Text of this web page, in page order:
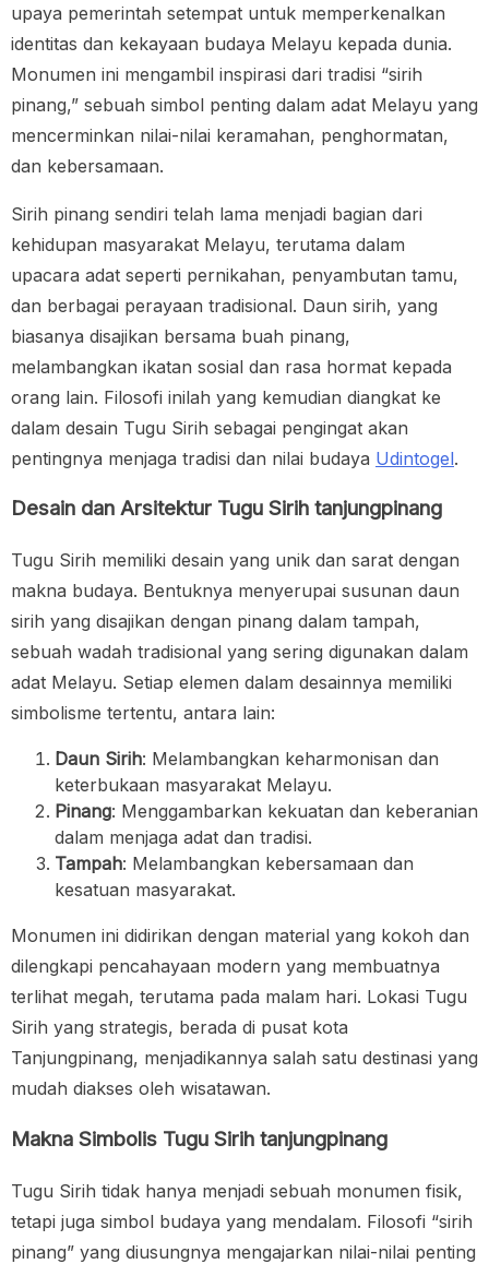
upaya pemerintah setempat untuk memperkenalkan
identitas dan kekayaan budaya Melayu kepada dunia.
Monumen ini mengambil inspirasi dari tradisi “sirih
pinang,” sebuah simbol penting dalam adat Melayu yang
mencerminkan nilai-nilai keramahan, penghormatan,
dan kebersamaan.
Sirih pinang sendiri telah lama menjadi bagian dari
kehidupan masyarakat Melayu, terutama dalam
upacara adat seperti pernikahan, penyambutan tamu,
dan berbagai perayaan tradisional. Daun sirih, yang
biasanya disajikan bersama buah pinang,
melambangkan ikatan sosial dan rasa hormat kepada
orang lain. Filosofi inilah yang kemudian diangkat ke
dalam desain Tugu Sirih sebagai pengingat akan
pentingnya menjaga tradisi dan nilai budaya Udintogel.
Desain dan Arsitektur Tugu Sirih tanjungpinang
Tugu Sirih memiliki desain yang unik dan sarat dengan
makna budaya. Bentuknya menyerupai susunan daun
sirih yang disajikan dengan pinang dalam tampah,
sebuah wadah tradisional yang sering digunakan dalam
adat Melayu. Setiap elemen dalam desainnya memiliki
simbolisme tertentu, antara lain:
Daun Sirih: Melambangkan keharmonisan dan
keterbukaan masyarakat Melayu.
Pinang: Menggambarkan kekuatan dan keberanian
dalam menjaga adat dan tradisi.
Tampah: Melambangkan kebersamaan dan
kesatuan masyarakat.
Monumen ini didirikan dengan material yang kokoh dan
dilengkapi pencahayaan modern yang membuatnya
terlihat megah, terutama pada malam hari. Lokasi Tugu
Sirih yang strategis, berada di pusat kota
Tanjungpinang, menjadikannya salah satu destinasi yang
mudah diakses oleh wisatawan.
Makna Simbolis Tugu Sirih tanjungpinang
Tugu Sirih tidak hanya menjadi sebuah monumen fisik,
tetapi juga simbol budaya yang mendalam. Filosofi “sirih
pinang” yang diusungnya mengajarkan nilai-nilai penting